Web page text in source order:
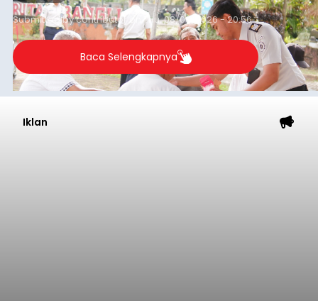
Submitted bycontributor Thu, 08/06/2026 - 20:56
Baca Selengkapnya
Iklan